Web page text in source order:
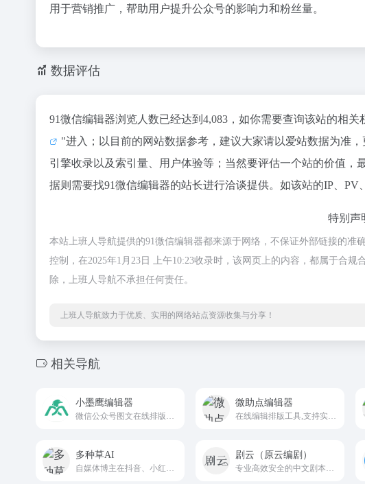
用于营销推广，帮助用户提升公众号的影响力和粉丝量。
数据评估
91微信编辑器浏览人数已经达到4,083，如你需要查询该站的相关
"进入；以目前的网站数据参考，建议大家请以爱站数据为准
引擎收录以及索引量、用户体验等；当然要评估一个站的价值
据则需要找91微信编辑器的站长进行洽谈提供。如该站的IP、PV
特别声
本站上班人导航提供的91微信编辑器都来源于网络，不保证外部链接的
控制，在2025年1月23日 上午10:23收录时，该网页上的内容，都属于合
除，上班人导航不承担任何责任。
上班人导航致力于优质、实用的网络站点资源收集与分享！
相关导航
小墨鹰编辑器 微助点编辑器
在线编辑排版工具,支持实时手机预览、一键同步排版
多种草AI 剧云（原云编剧）